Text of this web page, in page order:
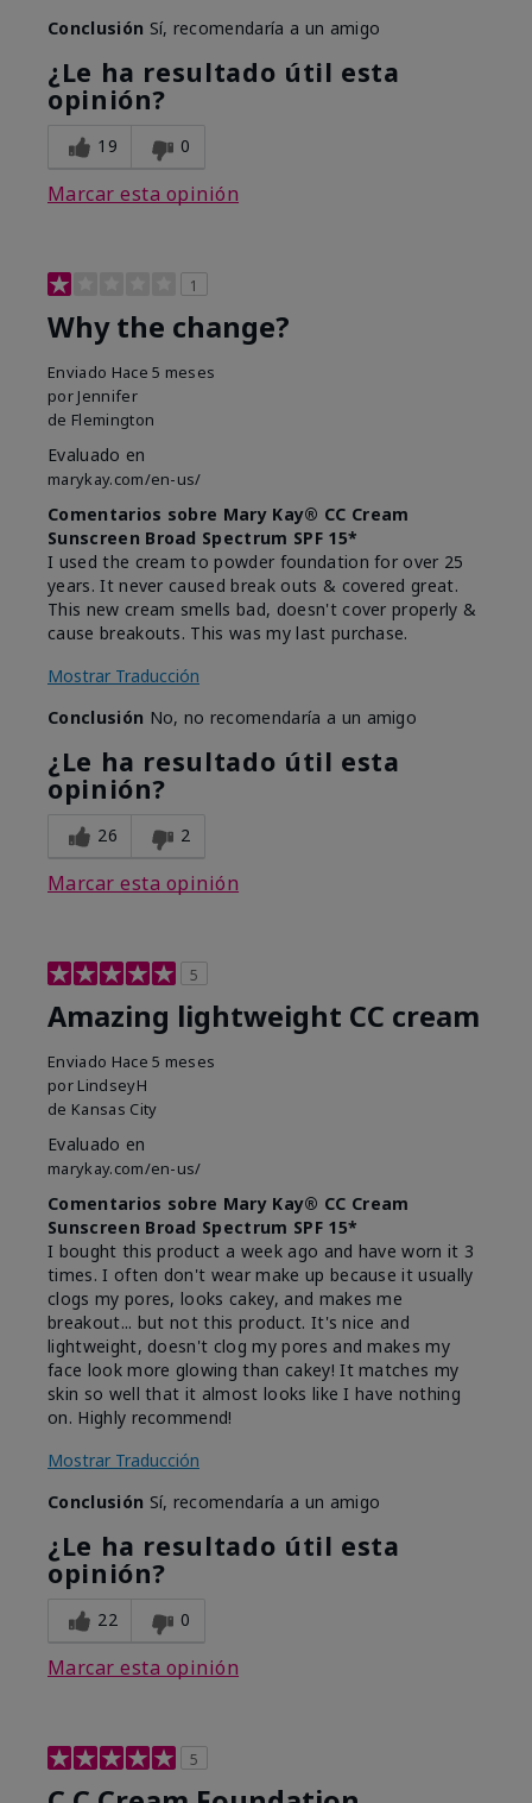
Conclusión Sí, recomendaría a un amigo
¿Le ha resultado útil esta
opinión?
19 0
Marcar esta opinión
1
Why the change?
Enviado Hace 5 meses
por Jennifer
de Flemington
Evaluado en
marykay.com/en-us/
Comentarios sobre Mary Kay® CC Cream
Sunscreen Broad Spectrum SPF 15*
I used the cream to powder foundation for over 25
years. It never caused break outs & covered great.
This new cream smells bad, doesn't cover properly &
cause breakouts. This was my last purchase.
Mostrar Traducción
Conclusión No, no recomendaría a un amigo
¿Le ha resultado útil esta
opinión?
26 2
Marcar esta opinión
5
Amazing lightweight CC cream
Enviado Hace 5 meses
por LindseyH
de Kansas City
Evaluado en
marykay.com/en-us/
Comentarios sobre Mary Kay® CC Cream
Sunscreen Broad Spectrum SPF 15*
I bought this product a week ago and have worn it 3
times. I often don't wear make up because it usually
clogs my pores, looks cakey, and makes me
breakout... but not this product. It's nice and
lightweight, doesn't clog my pores and makes my
face look more glowing than cakey! It matches my
skin so well that it almost looks like I have nothing
on. Highly recommend!
Mostrar Traducción
Conclusión Sí, recomendaría a un amigo
¿Le ha resultado útil esta
opinión?
22 0
Marcar esta opinión
5